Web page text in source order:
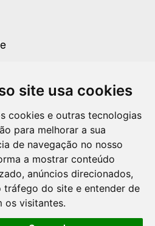
site usa cookies
cookies e outras tecnologias
para melhorar a sua
de navegação no nosso
a mostrar conteúdo
anúncios direcionados,
tráfego do site e entender de
os visitantes.